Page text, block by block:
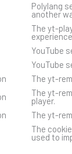
Polylang
another
The yt-
YouTube
YouTube
The yt-
The yt-
player.
The yt-
The
used to